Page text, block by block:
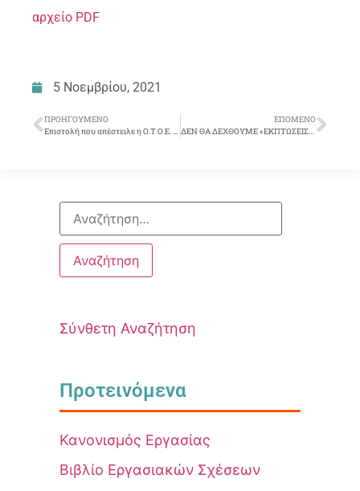
αρχείο PDF
5 Νοεμβρίου, 2021
ΠΡΟΗΓΟΎΜΕΝΟ
Επιστολή που απέστειλε η Ο.Τ.Ο.Ε. σήμερα (3/11/21) στις Διοικήσεις των Τραπεζών και στους Υπουργούς Υγείας, Προστασίας του Πολίτη και Εργασίας, σχετικά με τα νέα μέτρα προστασίας της δημόσιας υγείας.
ΕΠΌΜΕΝΟ
ΔΕΝ ΘΑ ΔΕΧΘΟΥΜΕ «ΕΚΠΤΩΣΕΙΣ» ΣΤΗΝ ΥΓΕΙΑ ΚΑΙ ΣΤΗΝ ΑΣΦΑΛΕΙΑ ΤΩΝ ΣΥΝΑΔΕΛΦΩΝ ΜΑΣ
Σύνθετη Αναζήτηση
Προτεινόμενα
Κανονισμός Εργασίας
Βιβλίο Εργασιακών Σχέσεων